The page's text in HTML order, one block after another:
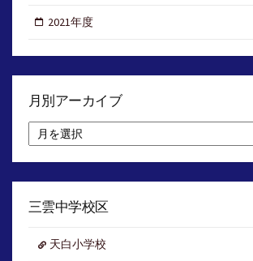
2021年度
月別アーカイブ
別
イ
三雲中学校区
天白小学校